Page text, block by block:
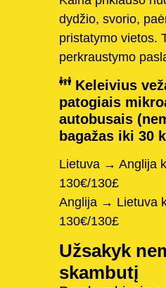
dydžio, svorio,
pristatymo vietos.
perkraustymo
Keleivius
patogiais
autobusais
bagažas iki 30
Lietuva → Anglija
130€/130£
Anglija → Lietuva
130€/130£
Užsakyk
skambutį